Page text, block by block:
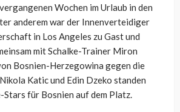
Wochen im Urlaub in den
anderem war der Innenverteidiger
in Los Angeles zu Gast und
mit Schalke-Trainer Miron
Bosnien-Herzegowina gegen die
Katic und Edin Dzeko standen
Stars für Bosnien auf dem Platz.